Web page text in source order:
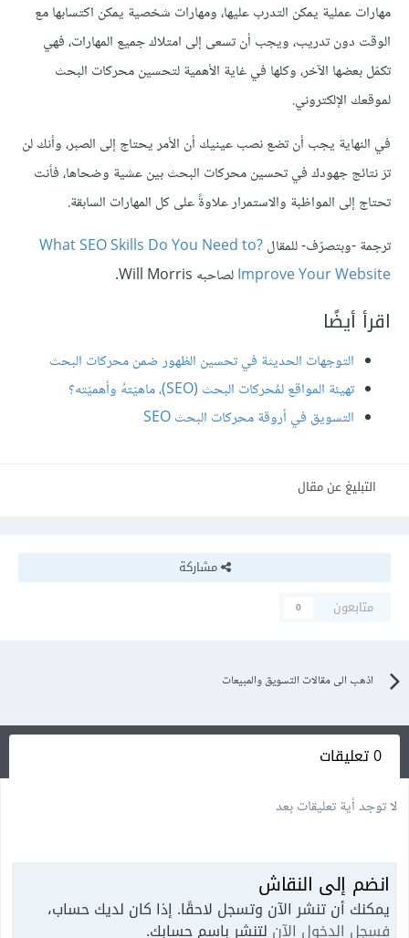
مهارات عملية يمكن التدرب عليها، ومهارات شخصية يمكن اكتسابها مع
الوقت دون تدريب، ويجب أن تسعى إلى امتلاك جميع المهارات، فهي
تكمّل بعضها الآخر، وكلها في غاية الأهمية لتحسين محركات البحث
لموقعك الإلكتروني.
في النهاية يجب أن تضع نصب عينيك أن الأمر يحتاج إلى الصبر، وأنك لن
ترَ نتائج جهودك في تحسين محركات البحث بين عشية وضحاها، فأنت
تحتاج إلى المواظبة والاستمرار علاوةً على كل المهارات السابقة.
ترجمة -وبتصرّف- للمقال ?What SEO Skills Do You Need to
Improve Your Websiteلصاحبه Will Morris.
اقرأ أيضًا
التوجهات الحديثة في تحسين الظهور ضمن محركات البحث
تهيئة المواقع لمُحركات البحث (SEO)، ماهيّتهُ وأهميّته؟
التسويق في أروقة محركات البحث SEO
التبليغ عن مقال
مشاركة
متابعون
0
اذهب الى مقالات التسويق والمبيعات
0 تعليقات
لا توجد أية تعليقات بعد
انضم إلى النقاش
يمكنك أن تنشر الآن وتسجل لاحقًا. إذا كان لديك حساب،
فسجل الدخول الآن لتنشر باسم حسابك.